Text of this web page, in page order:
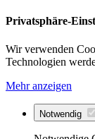
Privatsphäre-
Wir verwenden
Technologien
Mehr anzeigen
Notwendig